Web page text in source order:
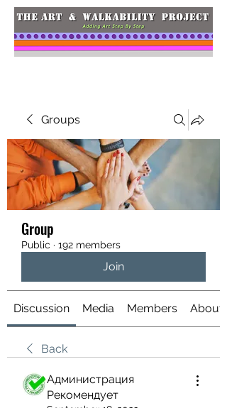
Groups
Group
Public · 192 members
Join
Discussion Media Members About
Back
Администрация
Рекомендует